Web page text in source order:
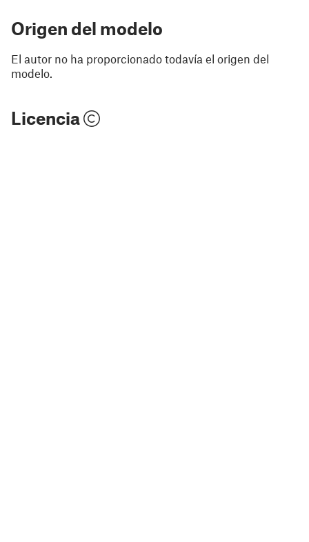
Origen del modelo
El autor no ha proporcionado todavía el origen del
modelo.
Licencia